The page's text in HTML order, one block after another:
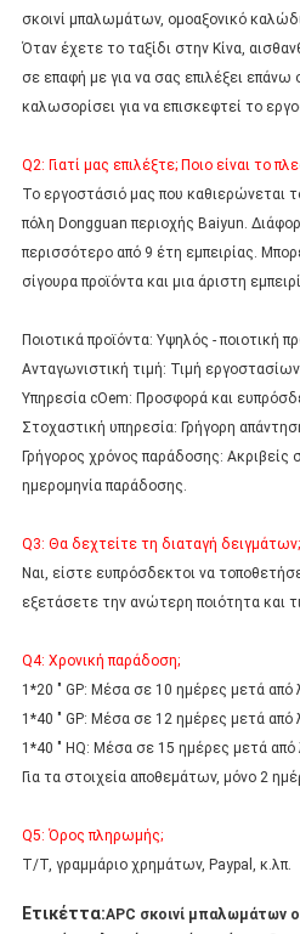
σκοινί μπαλωμάτων, ομοαξονικό
Όταν έχετε το ταξίδι στην Κίνα,
σε επαφή με για να σας επιλέξει επάνω
καλωσορίσει για να επισκεφτεί το
Q2: Γιατί μας επιλέξτε; Ποιο είναι το
Το εργοστάσιό μας που καθιερώνεται
πόλη Dongguan περιοχής Baiyun.
περισσότερο από 9 έτη εμπειρίας.
σίγουρα προϊόντα και μια άριστη
Ποιοτικά προϊόντα: Υψηλός - ποιοτική
Ανταγωνιστική τιμή: Τιμή εργοστασίων
Υπηρεσία cOem: Προσφορά και
Στοχαστική υπηρεσία: Γρήγορη
Γρήγορος χρόνος παράδοσης: Ακριβείς
ημερομηνία παράδοσης.
Q3: Θα δεχτείτε τη διαταγή δειγμάτων;
Ναι, είστε ευπρόσδεκτοι να
εξετάσετε την ανώτερη ποιότητα και
Q4: Χρονική παράδοση;
1*20 " GP: Μέσα σε 10 ημέρες μετά από
1*40 " GP: Μέσα σε 12 ημέρες μετά από
1*40 " HQ: Μέσα σε 15 ημέρες μετά
Για τα στοιχεία αποθεμάτων, μόνο 2
Q5: Όρος πληρωμής;
T/T, γραμμάριο χρημάτων, Paypal, κ.λπ.
Ετικέττα:APC σκοινί μπαλωμάτων